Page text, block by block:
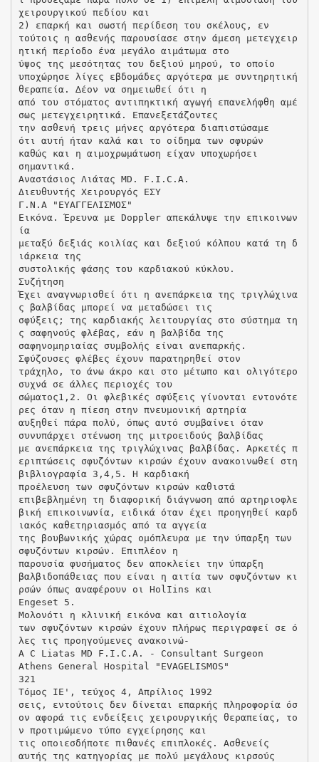
χειρουργικού πεδίου και
2) επαρκή και σωστή περίδεση του σκέλους, εν
τούτοις η ασθενής παρουσίασε στην άμεση μετεγχειρ
ητική περίοδο ένα μεγάλο αιμάτωμα στο
ύψος της μεσότητας του δεξιού μηρού, το οποίο
υποχώρησε λίγες εβδομάδες αργότερα με συντηρητική
θεραπεία. ∆έον να σημειωθεί ότι η
από του στόματος αντιπηκτική αγωγή επανελήφθη αμέ
σως μετεγχειρητικά. Επανεξετάζοντες
την ασθενή τρεις μήνες αργότερα διαπιστώσαμε
ότι αυτή ήταν καλά και το οίδημα των σφυρών
καθώς και η αιμοχρωμάτωση είχαν υποχωρήσει
σημαντικά.
Αναστάσιος Λιάτας MD. F.I.C.A.
Διευθυντής Χειρουργός ΕΣΥ
Γ.Ν.Α "ΕΥΑΓΓΕΛΙΣΜΟΣ"
Εικόνα. Έρευνα με Doppler απεκάλυψε την επικοινων
ία
μεταξύ δεξιάς κοιλίας και δεξιού κόλπου κατά τη δ
ιάρκεια της
συστολικής φάσης του καρδιακού κύκλου.
Συζήτηση
Έχει αναγνωρισθεί ότι η ανεπάρκεια της τριγλώχινα
ς βαλβίδας μπορεί να μεταδώσει τις
σφύξεις; της καρδιακής λειτουργίας στο σύστημα τη
ς σαφηνούς φλέβας, εάν η βαλβίδα της
σαφηνομηριαίας συμβολής είναι ανεπαρκής.
Σφύζουσες φλέβες έχουν παρατηρηθεί στον
τράχηλο, το άνω άκρο και στο μέτωπο και ολιγότερο
συχνά σε άλλες περιοχές του
σώµατος1,2. Οι φλεβικές σφύξεις γίνονται εντονότε
ρες όταν η πίεση στην πνευμονική αρτηρία
αυξηθεί πάρα πολύ, όπως αυτό συμβαίνει όταν
συνυπάρχει στένωση της μιτροειδούς βαλβίδας
με ανεπάρκεια της τριγλώχινας βαλβίδας. Αρκετές π
εριπτώσεις σφυζόντων κιρσών έχουν ανακοινωθεί στη
βιβλιογραφία 3,4,5. Η καρδιακή
προέλευση των σφυζόντων κιρσών καθιστά
επιβεβλημένη τη διαφορική διάγνωση από αρτηριοφλε
βική επικοινωνία, ειδικά όταν έχει προηγηθεί καρδ
ιακός καθετηριασμός από τα αγγεία
της βουβωνικής χώρας ομόπλευρα με την ύπαρξη των
σφυζόντων κιρσών. Επιπλέον η
παρουσία φυσήματος δεν αποκλείει την ύπαρξη
βαλβιδοπάθειας που είναι η αιτία των σφυζόντων κι
ρσών όπως αναφέρουν οι HolIins και
Engeset 5.
Μολονότι η κλινική εικόνα και αιτιολογία
των σφυζόντων κιρσών έχουν πλήρως περιγραφεί σε ό
λες τις προηγούμενες ανακοινώ-
A C Liatas MD F.I.C.A. - Consultant Surgeon
Athens General Hospital "EVAGELISMOS"
321
Τόμος ΙΕ', τεύχος 4, Απρίλιος 1992
σεις, εντούτοις δεν δίνεται επαρκής πληροφορία όσ
ον αφορά τις ενδείξεις χειρουργικής θεραπείας, το
ν προτιμώμενο τύπο εγχείρησης και
τις οποιεσδήποτε πιθανές επιπλοκές. Ασθενείς
αυτής της κατηγορίας με πολύ μεγάλους κιρσούς